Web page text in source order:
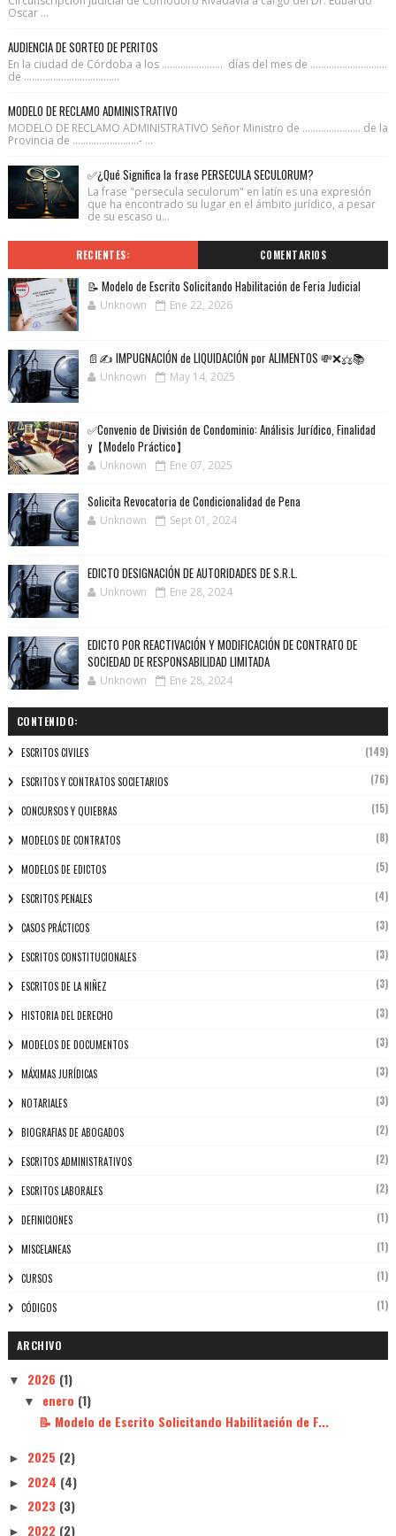
Oscar ...
AUDIENCIA DE SORTEO DE PERITOS
En la ciudad de Córdoba a los ....................... días del mes de .............................
de ....................................
MODELO DE RECLAMO ADMINISTRATIVO
MODELO DE RECLAMO ADMINISTRATIVO Señor Ministro de ...................... de la
Provincia de .........................- ...
✅¿Qué Significa la frase PERSECULA SECULORUM?
La frase "persecula seculorum" en latín es una expresión
que ha encontrado su lugar en el ámbito jurídico, a pesar
de su escaso u...
RECIENTES: COMENTARIOS
📝 Modelo de Escrito Solicitando Habilitación de Feria Judicial
Unknown Ene 22, 2026
📄✍️ IMPUGNACIÓN de LIQUIDACIÓN por ALIMENTOS 💸❌⚖️📚
Unknown May 14, 2025
✅Convenio de División de Condominio: Análisis Jurídico, Finalidad
y【Modelo Práctico】
Unknown Ene 07, 2025
Solicita Revocatoria de Condicionalidad de Pena
Unknown Sept 01, 2024
EDICTO DESIGNACIÓN DE AUTORIDADES DE S.R.L.
Unknown Ene 28, 2024
EDICTO POR REACTIVACIÓN Y MODIFICACIÓN DE CONTRATO DE
SOCIEDAD DE RESPONSABILIDAD LIMITADA
Unknown Ene 28, 2024
CONTENIDO:
ESCRITOS CIVILES (149)
ESCRITOS Y CONTRATOS SOCIETARIOS (76)
CONCURSOS Y QUIEBRAS (15)
MODELOS DE CONTRATOS (8)
MODELOS DE EDICTOS (5)
ESCRITOS PENALES (4)
CASOS PRÁCTICOS (3)
ESCRITOS CONSTITUCIONALES (3)
ESCRITOS DE LA NIÑEZ (3)
HISTORIA DEL DERECHO (3)
MODELOS DE DOCUMENTOS (3)
MÁXIMAS JURÍDICAS (3)
NOTARIALES (3)
BIOGRAFIAS DE ABOGADOS (2)
ESCRITOS ADMINISTRATIVOS (2)
ESCRITOS LABORALES (2)
DEFINICIONES (1)
MISCELANEAS (1)
CURSOS (1)
CÓDIGOS (1)
ARCHIVO
▼ 2026 (1)
▼ enero (1)
📝 Modelo de Escrito Solicitando Habilitación de F...
► 2025 (2)
► 2024 (4)
► 2023 (3)
► 2022 (2)